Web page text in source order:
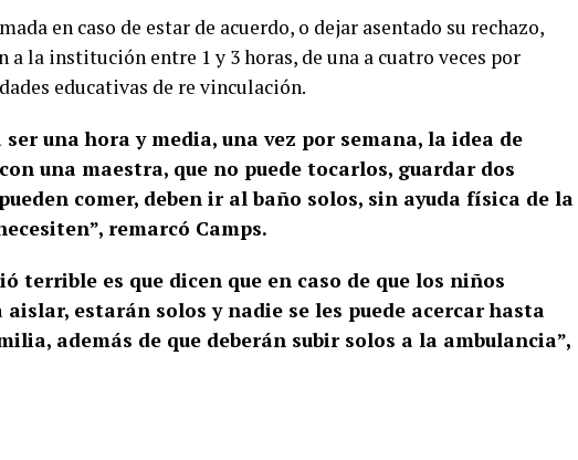
en caso de estar de acuerdo, o dejar asentado su rechazo,
a la institución entre 1 y 3 horas, de una a cuatro veces por
educativas de re vinculación.
ser una hora y media, una vez por semana, la idea de
una maestra, que no puede tocarlos, guardar dos
comer, deben ir al baño solos, sin ayuda física de la
remarcó Camps.
terrible es que dicen que en caso de que los niños
estarán solos y nadie se les puede acercar hasta
además de que deberán subir solos a la ambulancia”,